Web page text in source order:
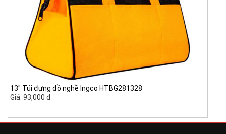
13" Túi đựng đồ nghề Ingco HTBG281328
Giá: 93,000 đ